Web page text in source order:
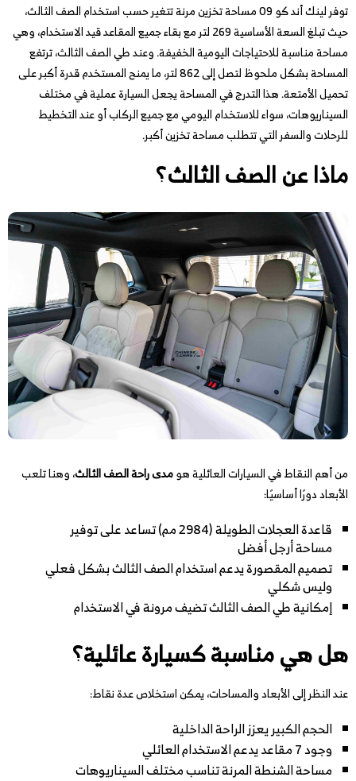
توفر لينك أند كو 09 مساحة تخزين مرنة تتغير حسب استخدام الصف الثالث،
حيث تبلغ السعة الأساسية 269 لتر مع بقاء جميع المقاعد قيد الاستخدام، وهي
مساحة مناسبة للاحتياجات اليومية الخفيفة. وعند طي الصف الثالث، ترتفع
المساحة بشكل ملحوظ لتصل إلى 862 لتر، ما يمنح المستخدم قدرة أكبر على
تحميل الأمتعة. هذا التدرج في المساحة يجعل السيارة عملية في مختلف
السيناريوهات، سواء للاستخدام اليومي مع جميع الركاب أو عند التخطيط
للرحلات والسفر التي تتطلب مساحة تخزين أكبر.
ماذا عن الصف الثالث؟
من أهم النقاط في السيارات العائلية هومدى راحة الصف الثالث، وهنا تلعب
الأبعاد دورًا أساسيًا:
قاعدة العجلات الطويلة (2984 مم) تساعد على توفير
مساحة أرجل أفضل
تصميم المقصورة يدعم استخدام الصف الثالث بشكل فعلي
وليس شكلي
إمكانية طي الصف الثالث تضيف مرونة في الاستخدام
هل هي مناسبة كسيارة عائلية؟
عند النظر إلى الأبعاد والمساحات، يمكن استخلاص عدة نقاط:
الحجم الكبير يعزز الراحة الداخلية
وجود 7 مقاعد يدعم الاستخدام العائلي
مساحة الشنطة المرنة تناسب مختلف السيناريوهات